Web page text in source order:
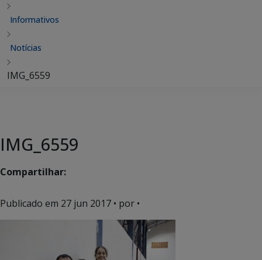
Informativos
Notícias
IMG_6559
IMG_6559
Compartilhar:
Publicado em 27 jun 2017 • por •